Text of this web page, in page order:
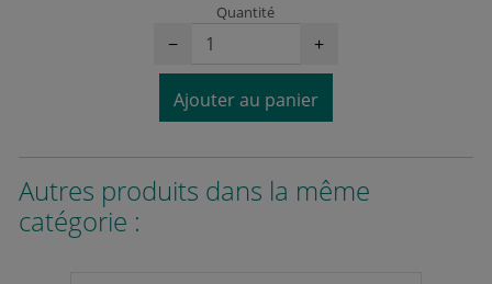
Quantité
− +
Ajouter au panier
Autres produits dans la même
catégorie :